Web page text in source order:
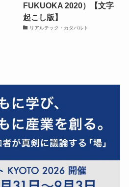
FUKUOKA 2020）【文字
起こし版】
リアルテック・カタパルト